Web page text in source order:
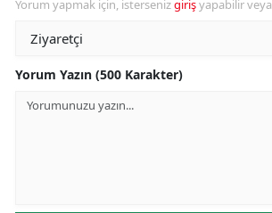
Yorum yapmak için, istersenizgirişyapabilir veya
Yorum Yazın (500 Karakter)